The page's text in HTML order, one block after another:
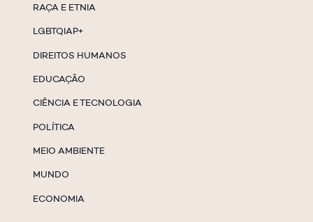
RAÇA E ETNIA
LGBTQIAP+
DIREITOS HUMANOS
EDUCAÇÃO
CIÊNCIA E TECNOLOGIA
POLÍTICA
MEIO AMBIENTE
MUNDO
ECONOMIA